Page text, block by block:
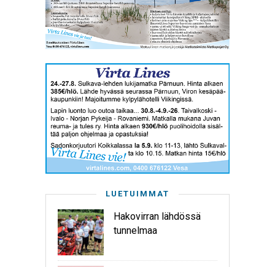
LUETUIMMAT
Hakovirran lähdössä
tunnelmaa